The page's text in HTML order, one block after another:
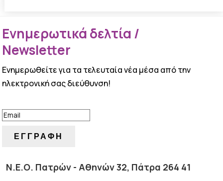
Ενημερωτικά δελτία /
Newsletter
Ενημερωθείτε για τα τελευταία νέα μέσα από την
ηλεκτρονική σας διεύθυνση!
ΕΓΓΡΑΦΗ
Ν.Ε.Ο. Πατρών - Αθηνών 32, Πάτρα 264 41